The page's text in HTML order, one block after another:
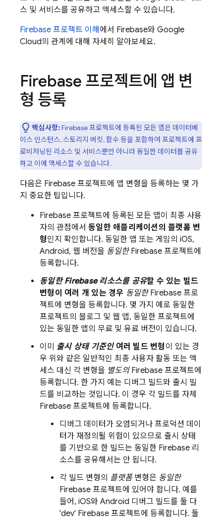
스 및 서비스를 공유하고 액세스할 수 있습니다.
Firebase 프로젝트 이해 에서 Firebase와 Google
Cloud의 관계에 대해 자세히 알아보세요.
Firebase 프로젝트에 앱 변
형 등록
핵심사항:Firebase 프로젝트에 등록된 모든 앱은 데이터베
이스 인스턴스, 스토리지 버킷, 함수 등을 포함하여 프로젝트에 프
로비저닝된 리소스 및 서비스뿐만 아니라 동일한 데이터를 공유
하고 이에 액세스할 수 있습니다.
다음은 Firebase 프로젝트에 앱 변형을 등록하는 몇 가
지 중요한 팁입니다.
Firebase 프로젝트에 등록된 모든 앱이 최종 사용
자의 관점에서 동일한 애플리케이션의 플랫폼 변
형인지 확인합니다. 동일한 앱 또는 게임의 iOS,
Android, 웹 버전을 동일한Firebase 프로젝트에
등록합니다.
동일한 Firebase 리소스를 공유할 수 있는 빌드
변형이 여러 개 있는 경우 동일한Firebase 프로
젝트에 변형을 등록합니다. 몇 가지 예로 동일한
프로젝트의 블로그 및 웹 앱, 동일한 프로젝트에
있는 동일한 앱의 무료 및 유료 버전이 있습니다.
이미 출시 상태 기준인여러 빌드 변형 이 있는 경
우 위와 같은 일반적인 최종 사용자 활동 또는 액
세스 대신 각 변형을 별도의Firebase 프로젝트에
등록합니다. 한 가지 예는 디버그 빌드와 출시 빌
드를 비교하는 것입니다. 이 경우 각 빌드를 자체
Firebase 프로젝트에 등록합니다.
디버그 데이터가 오염되거나 프로덕션 데이
터가 재정의될 위험이 있으므로 출시 상태
를 기반으로 한 빌드는 동일한 Firebase 리
소스를 공유해서는 안 됩니다.
각 빌드 변형의 플랫폼변형은 동일한
Firebase 프로젝트에 있어야 합니다. 예를
들어, iOS와 Android 디버그 빌드를 둘 다
'dev' Firebase 프로젝트에 등록합니다. 둘